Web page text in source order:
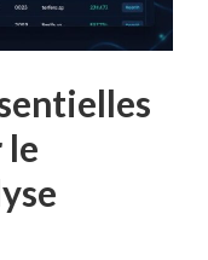
le